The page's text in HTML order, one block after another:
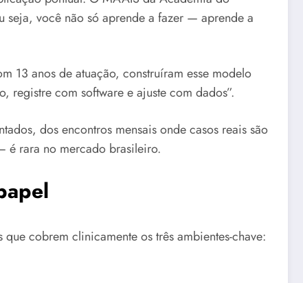
seja, você não só aprende a fazer — aprende a
13 anos de atuação, construíram esse modelo
registre com software e ajuste com dados”.
dos encontros mensais onde casos reais são
é rara no mercado brasileiro.
cobrem clinicamente os três ambientes-chave: